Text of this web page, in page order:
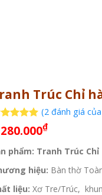
Trúc Chỉ
5
trên
(2 đánh giá
₫
phẩm: Tranh Trúc Chỉ
hiệu: Bàn thờ
liệu: Xơ Tre/Trúc,